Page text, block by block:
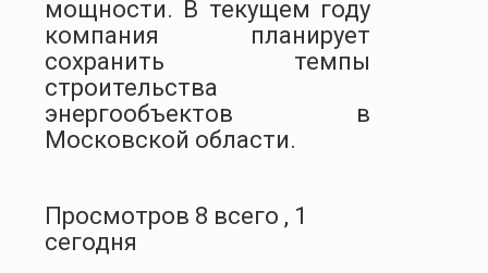
мощности. В текущем году
компания планирует
сохранить темпы
строительства
энергообъектов в
Московской области.
Просмотров 8 всего , 1
сегодня